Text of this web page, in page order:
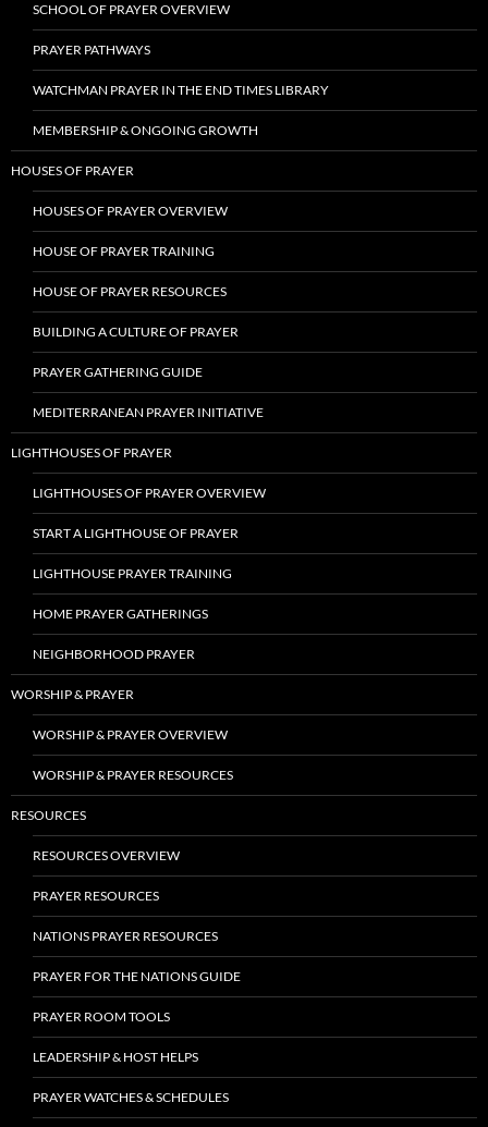
SCHOOL OF PRAYER OVERVIEW
PRAYER PATHWAYS
WATCHMAN PRAYER IN THE END TIMES LIBRARY
MEMBERSHIP & ONGOING GROWTH
HOUSES OF PRAYER
HOUSES OF PRAYER OVERVIEW
HOUSE OF PRAYER TRAINING
HOUSE OF PRAYER RESOURCES
BUILDING A CULTURE OF PRAYER
PRAYER GATHERING GUIDE
MEDITERRANEAN PRAYER INITIATIVE
LIGHTHOUSES OF PRAYER
LIGHTHOUSES OF PRAYER OVERVIEW
START A LIGHTHOUSE OF PRAYER
LIGHTHOUSE PRAYER TRAINING
HOME PRAYER GATHERINGS
NEIGHBORHOOD PRAYER
WORSHIP & PRAYER
WORSHIP & PRAYER OVERVIEW
WORSHIP & PRAYER RESOURCES
RESOURCES
RESOURCES OVERVIEW
PRAYER RESOURCES
NATIONS PRAYER RESOURCES
PRAYER FOR THE NATIONS GUIDE
PRAYER ROOM TOOLS
LEADERSHIP & HOST HELPS
PRAYER WATCHES & SCHEDULES